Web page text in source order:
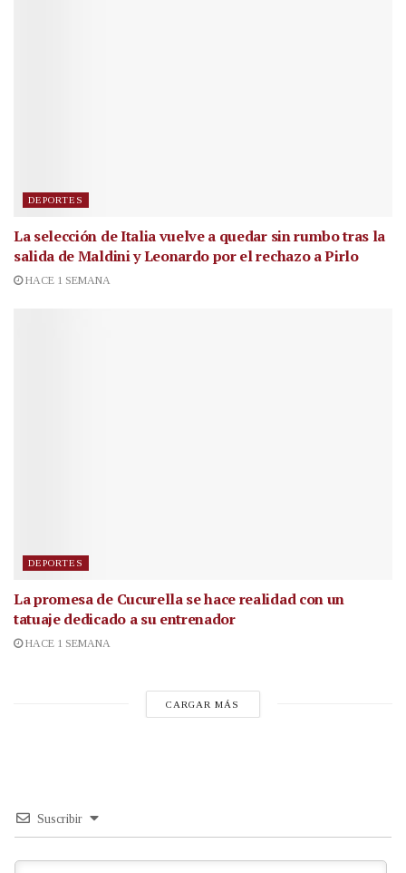
DEPORTES
La selección de Italia vuelve a quedar sin rumbo tras la
salida de Maldini y Leonardo por el rechazo a Pirlo
HACE 1 SEMANA
DEPORTES
La promesa de Cucurella se hace realidad con un
tatuaje dedicado a su entrenador
HACE 1 SEMANA
CARGAR MÁS
Suscribir